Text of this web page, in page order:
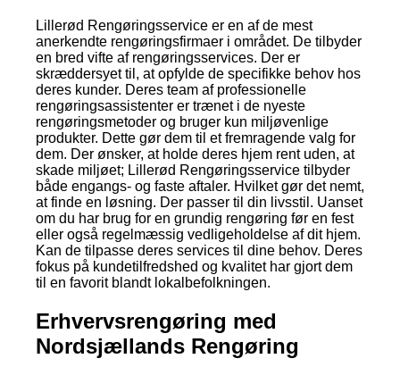
Lillerød Rengøringsservice er en af de mest
anerkendte rengøringsfirmaer i området. De tilbyder
en bred vifte af rengøringsservices. Der er
skræddersyet til, at opfylde de specifikke behov hos
deres kunder. Deres team af professionelle
rengøringsassistenter er trænet i de nyeste
rengøringsmetoder og bruger kun miljøvenlige
produkter. Dette gør dem til et fremragende valg for
dem. Der ønsker, at holde deres hjem rent uden, at
skade miljøet; Lillerød Rengøringsservice tilbyder
både engangs- og faste aftaler. Hvilket gør det nemt,
at finde en løsning. Der passer til din livsstil. Uanset
om du har brug for en grundig rengøring før en fest
eller også regelmæssig vedligeholdelse af dit hjem.
Kan de tilpasse deres services til dine behov. Deres
fokus på kundetilfredshed og kvalitet har gjort dem
til en favorit blandt lokalbefolkningen.
Erhvervsrengøring med
Nordsjællands Rengøring